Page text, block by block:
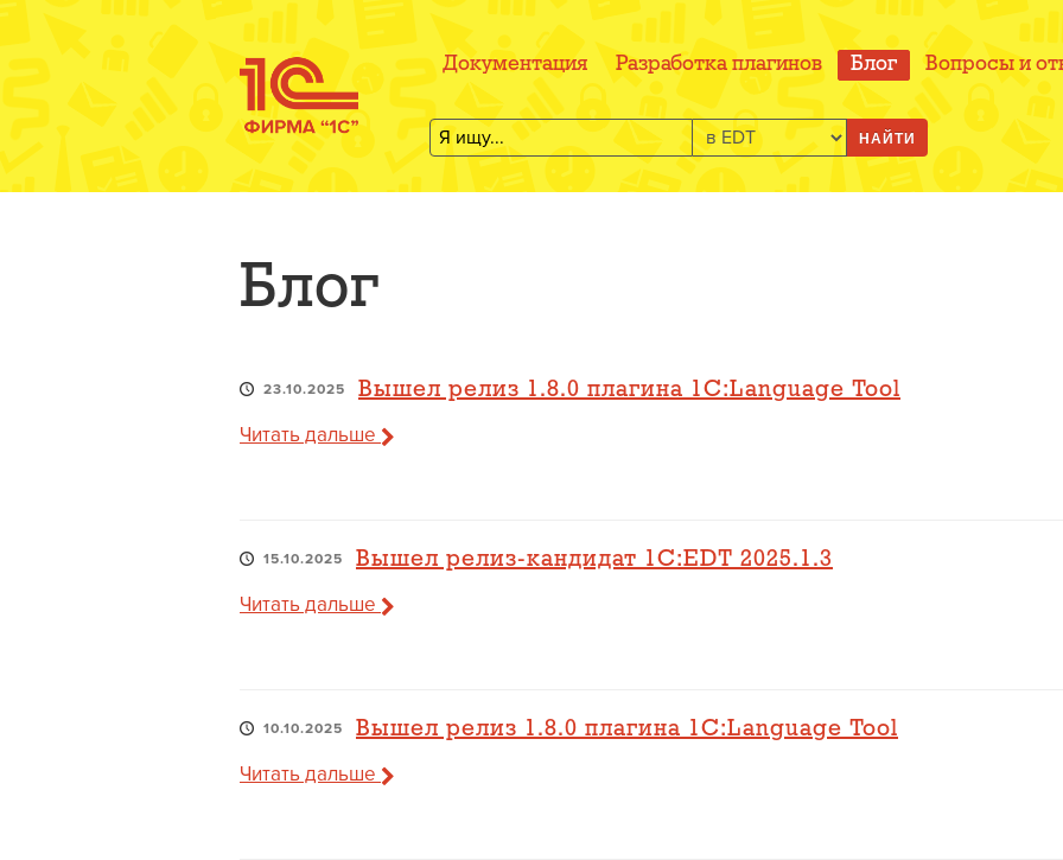
Документация Разработка плагинов Блог Вопросы и
НАЙТИ
Блог
23.10.2025 Вышел релиз 1.8.0 плагина 1C:Language Tool
Читать дальше
15.10.2025 Вышел релиз-кандидат 1C:EDT 2025.1.3
Читать дальше
10.10.2025 Вышел релиз 1.8.0 плагина 1C:Language Tool
Читать дальше